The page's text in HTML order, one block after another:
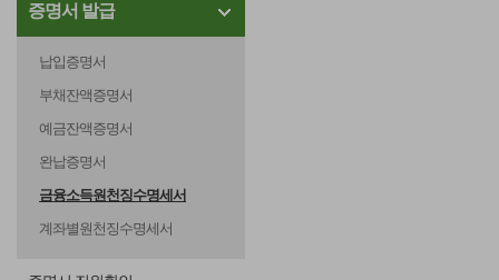
증명서 발급
납입증명서
부채잔액증명서
예금잔액증명서
완납증명서
금융소득원천징수명세서
계좌별원천징수명세서